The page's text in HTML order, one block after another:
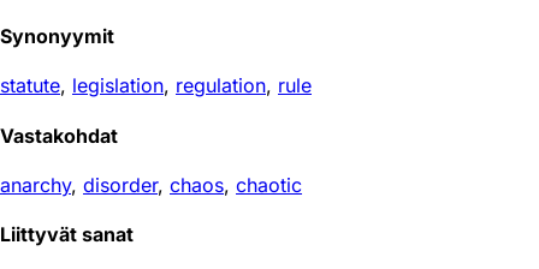
Synonyymit
statute, legislation, regulation, rule
Vastakohdat
anarchy, disorder, chaos, chaotic
Liittyvät sanat